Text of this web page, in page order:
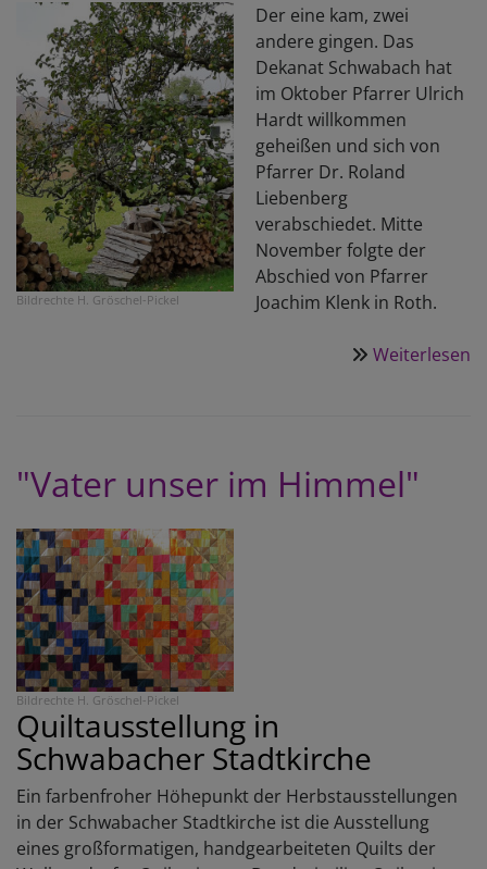
Bildrechte H. Gröschel-Pickel
Der eine kam, zwei
andere gingen. Das
Dekanat Schwabach hat
im Oktober Pfarrer Ulrich
Hardt willkommen
geheißen und sich von
Pfarrer Dr. Roland
Liebenberg
verabschiedet. Mitte
November folgte der
Abschied von Pfarrer
Joachim Klenk in Roth.
Weiterlesen
"Vater unser im Himmel"
Bildrechte H. Gröschel-Pickel
Quiltausstellung in
Schwabacher Stadtkirche
Ein farbenfroher Höhepunkt der Herbstausstellungen
in der Schwabacher Stadtkirche ist die Ausstellung
eines großformatigen, handgearbeiteten Quilts der